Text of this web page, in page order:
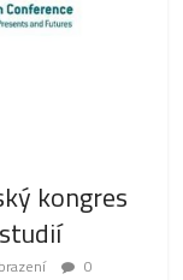
kongres
0